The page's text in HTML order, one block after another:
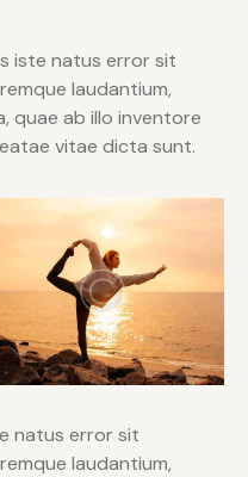
iste natus error sit
laudantium,
quae ab illo inventore
vitae dicta sunt.
natus error sit
laudantium,